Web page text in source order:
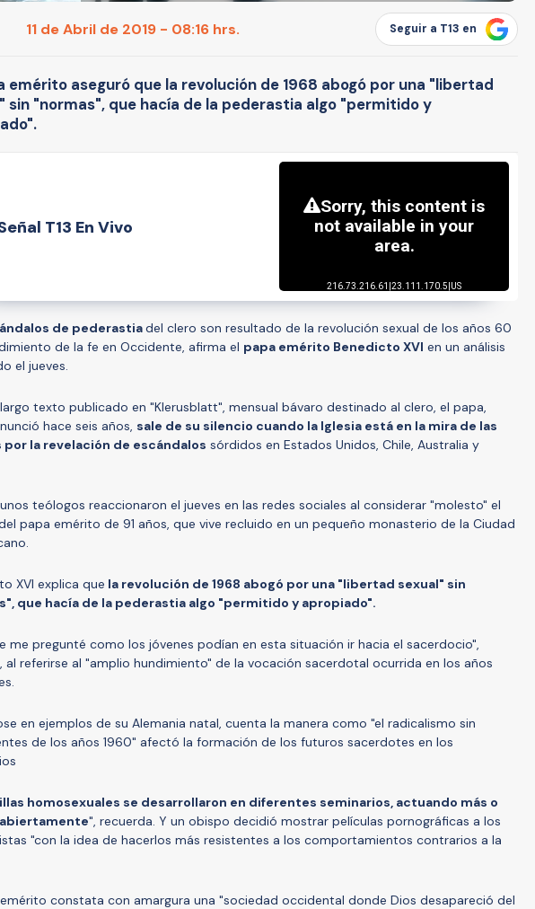
11 de Abril de 2019 - 08:16 hrs. Seguir a T13 en
emérito aseguró que la revolución de 1968 abogó por una "libertad
sin "normas", que hacía de la pederastia algo "permitido y
T13 En Vivo
de pederastiadel clero son resultado de la revolución sexual de los años 60
de la fe en Occidente, afirma el papa emérito Benedicto XVI en un análisis
el jueves.
texto publicado en "Klerusblatt", mensual bávaro destinado al clero, el papa,
hace seis años, sale de su silencio cuando la Iglesia está en la mira de las
la revelación de escándalos sórdidos en Estados Unidos, Chile, Australia y
teólogos reaccionaron el jueves en las redes sociales al considerar "molesto" el
papa emérito de 91 años, que vive recluido en un pequeño monasterio de la Ciudad
XVI explica que la revolución de 1968 abogó por una "libertad sexual" sin
que hacía de la pederastia algo "permitido y apropiado".
me pregunté como los jóvenes podían en esta situación ir hacia el sacerdocio",
al referirse al "amplio hundimiento" de la vocación sacerdotal ocurrida en los años
en ejemplos de su Alemania natal, cuenta la manera como "el radicalismo sin
de los años 1960" afectó la formación de los futuros sacerdotes en los
homosexuales se desarrollaron en diferentes seminarios, actuando más o
", recuerda. Y un obispo decidió mostrar películas pornográficas a los
"con la idea de hacerlos más resistentes a los comportamientos contrarios a la
constata con amargura una "sociedad occidental donde Dios desapareció del